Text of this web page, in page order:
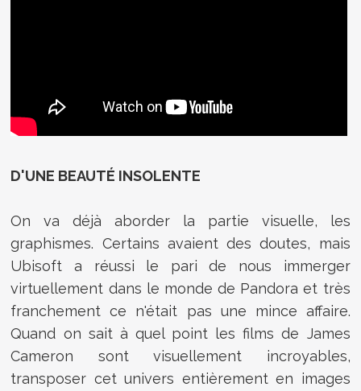
D'UNE BEAUTÉ INSOLENTE
On va déjà aborder la partie visuelle, les
graphismes. Certains avaient des doutes, mais
Ubisoft a réussi le pari de nous immerger
virtuellement dans le monde de Pandora et très
franchement ce n'était pas une mince affaire.
Quand on sait à quel point les films de James
Cameron sont visuellement incroyables,
transposer cet univers entièrement en images